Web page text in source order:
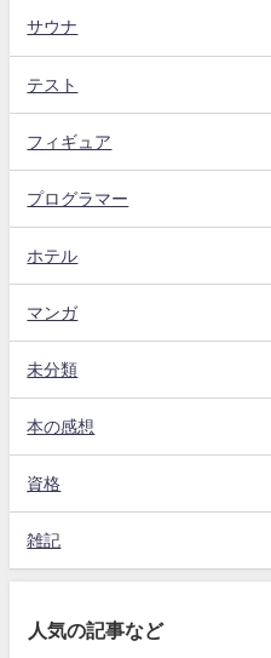
サウナ
テスト
フィギュア
プログラマー
ホテル
マンガ
未分類
本の感想
資格
雑記
人気の記事など